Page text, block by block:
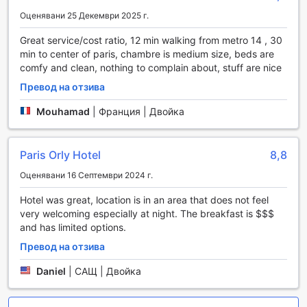
да комбинира комфорт с активен отдих на открито.
Удобства в Campanile Rungis - Orly
Хотел Campanile Rungis - Orly предлага редица
всички свои гости. На разположение е консиерж, който
е готов да помогне с информация и съвети за местни
атракции, транспорт и резервации, което прави
престоя ви в Париж още по-приятен. Освен това,
позволява да останете свързани с близките си или
просто да планирате следващите си стъпки в града.
Допълнителни удобства като зона за пушачи, експресно
настаняване и напускане, както и съхранение на багаж,
осигуряват максимално удобство на гостите. За тези,
които искат да се насладят на бързи закуски или
напитки, в хотела има автомат за продажба и малък
магазин за удобство, където можете да намерите
всичко необходимо. С ежедневното почистване на
престой ще бъде не само удобен, но и безпроблемен.
Оценявани 25 Декември 2025 г.
Great service/cost ratio, 12 min walking from metro 14 , 30
min to center of paris, chambre is medium size, beds are
comfy and clean, nothing to complain about, stuff are nice
Превод на отзива
Mouhamad Франция | Двойка
Paris Orly Hotel 8,8
Оценявани 16 Септември 2024 г.
Hotel was great, location is in an area that does not feel
very welcoming especially at night. The breakfast is $$$
and has limited options.
Превод на отзива
Daniel САЩ | Двойка